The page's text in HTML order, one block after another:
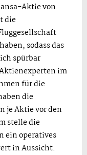
Aktie von
die
sodass das
spürbar
im
für die
die
je Aktie vor den
stelle die
ein operatives
in Aussicht.